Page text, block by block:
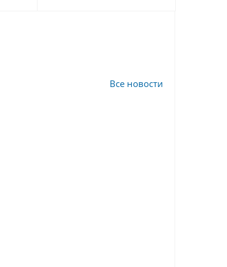
Все новости